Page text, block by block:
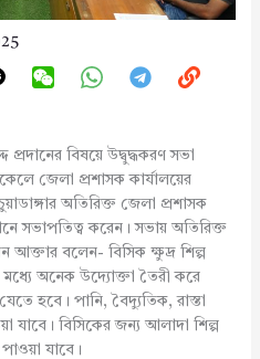
প্রদানের বিষয়ে উদ্বুদ্ধকরণ সভা
জেলা প্রশাসক কার্যালয়ের
অতিরিক্ত জেলা প্রশাসক
সভাপতিত্ব করেন। সভায় অতিরিক্ত
আক্তার বলেন- বিসিক ক্ষুদ্র শিল্প
অনেক উদ্যোক্তা তৈরী করে
হবে। পানি, বৈদ্যুতিক, রাস্তা
যাবে। বিসিকের জন্য আলাদা শিল্প
যাবে।